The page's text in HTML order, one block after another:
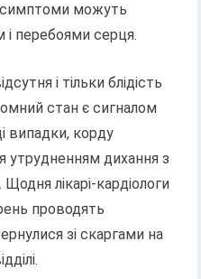
симптоми можуть
перебоями серця.
і тільки блідість
стан є сигналом
випадки, корду
утрудненням дихання з
лікарі-кардіологи
проводять
зі скаргами на